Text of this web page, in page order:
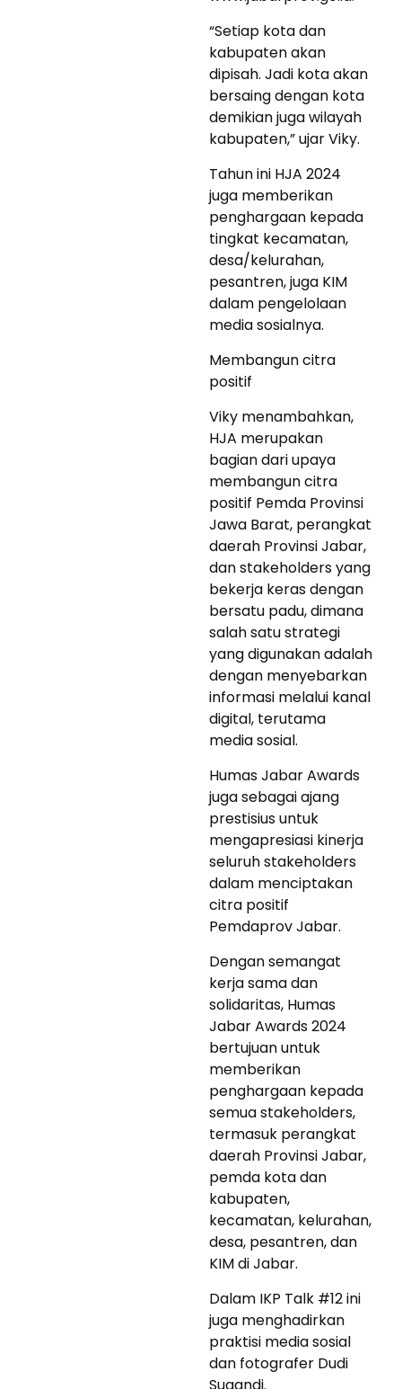
“Setiap kota dan
kabupaten akan
dipisah. Jadi kota akan
bersaing dengan kota
demikian juga wilayah
kabupaten,” ujar Viky.
Tahun ini HJA 2024
juga memberikan
penghargaan kepada
tingkat kecamatan,
desa/kelurahan,
pesantren, juga KIM
dalam pengelolaan
media sosialnya.
Membangun citra
positif
Viky menambahkan,
HJA merupakan
bagian dari upaya
membangun citra
positif Pemda Provinsi
Jawa Barat, perangkat
daerah Provinsi Jabar,
dan stakeholders yang
bekerja keras dengan
bersatu padu, dimana
salah satu strategi
yang digunakan adalah
dengan menyebarkan
informasi melalui kanal
digital, terutama
media sosial.
Humas Jabar Awards
juga sebagai ajang
prestisius untuk
mengapresiasi kinerja
seluruh stakeholders
dalam menciptakan
citra positif
Pemdaprov Jabar.
Dengan semangat
kerja sama dan
solidaritas, Humas
Jabar Awards 2024
bertujuan untuk
memberikan
penghargaan kepada
semua stakeholders,
termasuk perangkat
daerah Provinsi Jabar,
pemda kota dan
kabupaten,
kecamatan, kelurahan,
desa, pesantren, dan
KIM di Jabar.
Dalam IKP Talk #12 ini
juga menghadirkan
praktisi media sosial
dan fotografer Dudi
Sugandi.